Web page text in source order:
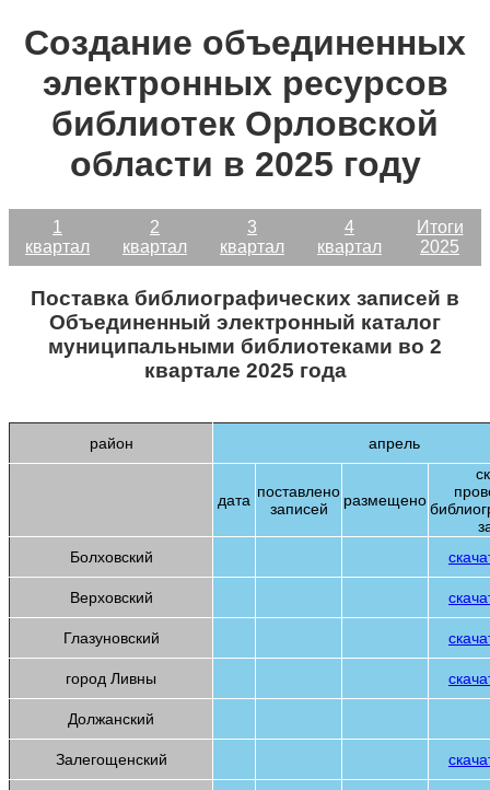
Создание объединенных
электронных ресурсов
библиотек Орловской
области в 2025 году
1
квартал
2
квартал
3
квартал
4
квартал
Итоги
2025
Поставка библиографических записей в
Объединенный электронный каталог
муниципальными библиотеками во 2
квартале 2025 года
район апрель
дата поставлено
записей
размещено
Болховский
Верховский
Глазуновский
город Ливны
Должанский
Залегощенский